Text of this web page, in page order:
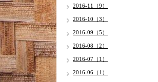
2016-11（9）
2016-10（3）
2016-09（5）
2016-08（2）
2016-07（1）
2016-06（1）